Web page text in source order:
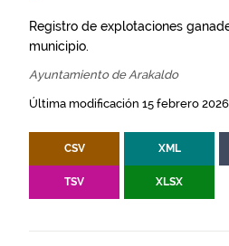
Registro de explotaciones
municipio.
Ayuntamiento de Arakaldo
Última modificación 15 febrero 2026
CSV XML
TSV XLSX